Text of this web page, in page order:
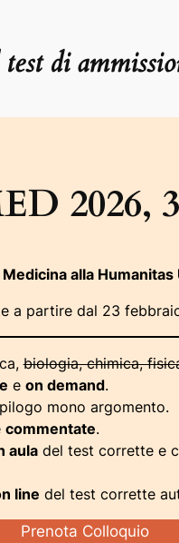
di
2026,
alla
a partire dal 23
biologia, chimica,
e on demand.
mono argomento.
commentate.
auladel test corrette e
line del test corrette
Prenota Colloquio